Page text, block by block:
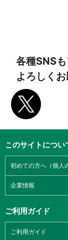
各種SNS
よろしく
このサイトについ
初めての方へ（個人
企業情報
ご利用ガイド
ご利用ガイド